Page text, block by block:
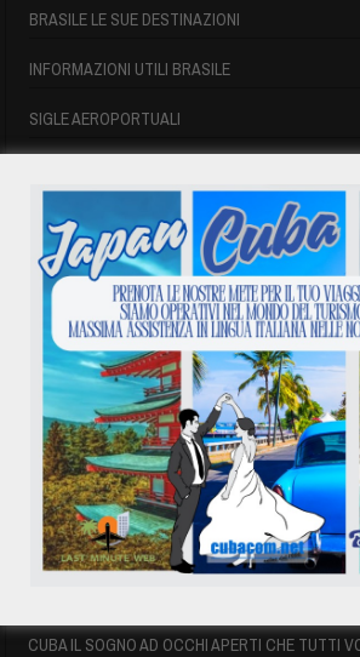
BRASILE LE SUE DESTINAZIONI
INFORMAZIONI UTILI BRASILE
SIGLE AEROPORTUALI
VOLI CUBA
VOLI CUBA
VOLI CUBA LAST MINUTE
VOLI DI LINEA CUBA
AFFITTO CASE A PLAYA DEL ESTE
ASSICURAZIONE E VISTO CUBA
INFORMAZIONI UTILI
CUBA IL SOGNO AD OCCHI APERTI CHE TUTTI